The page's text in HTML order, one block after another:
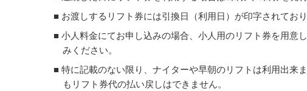
■ お渡しするリフト券には引換日（利用日）が印字されてお
■ 小人料金にてお申し込みの場合、小人用のリフト券を用意
みください。
■ 特に記載のない限り、ナイターや早朝のリフトは利用出来
もリフト券代の払い戻しはできません。